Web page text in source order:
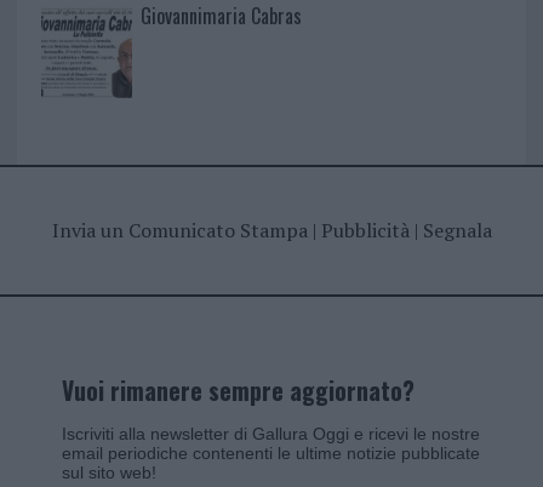
Giovannimaria Cabras
Invia un Comunicato Stampa| Pubblicità| Segnala
Vuoi rimanere sempre aggiornato?
Iscriviti alla newsletter di Gallura Oggi e ricevi le nostre
email periodiche contenenti le ultime notizie pubblicate
sul sito web!